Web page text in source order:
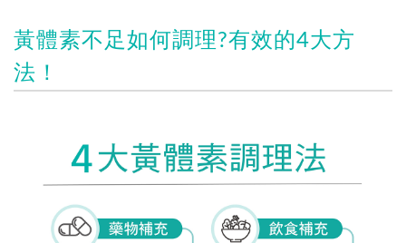
黃體素不足如何調理?有效的4大方
法！